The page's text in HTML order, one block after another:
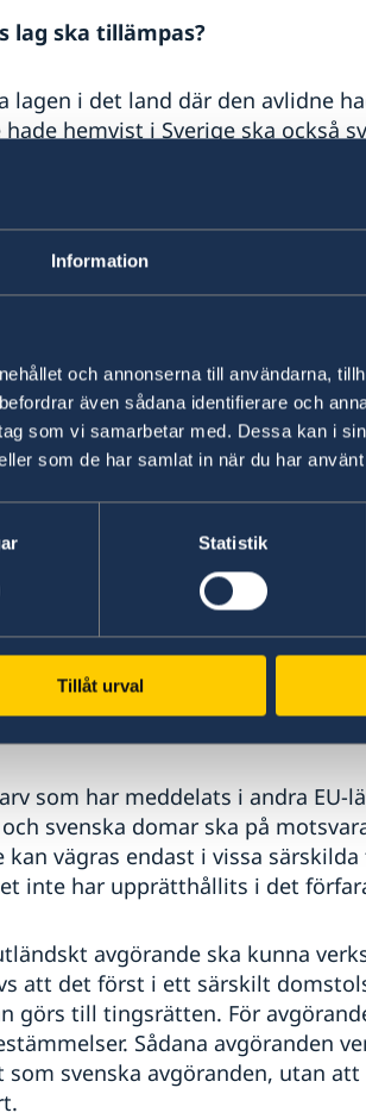
Information
och annonserna till användarna,
även sådana identifierare och
som vi samarbetar med. Dessa kan i
som de har samlat in när du har
Statistik
Tillåt urval
lag ska tillämpas?
lagen i det land där den avlidne
hade hemvist i Sverige ska också
framgår att den avlidne vid
till ett annat land, ska dock lagen
införs även en
tillämpas på arvet efter honom
i ett testamente
vid tidpunkten för sitt val eller
är ett EU-land eller ett land
lands lag än
ska tillämpas gäller
bl.a. om vem som ärver, om
Dessa regler ändras inte genom
begränsat utrymme för
lag. Möjligheten finns endast i
med grunderna för
som har meddelats i andra EU-
svenska domar ska på
kan vägras endast i vissa
inte har upprätthållits i det
avgörande ska kunna
att det först i ett särskilt
görs till tingsrätten. För
Sådana avgöranden
som svenska avgöranden, utan